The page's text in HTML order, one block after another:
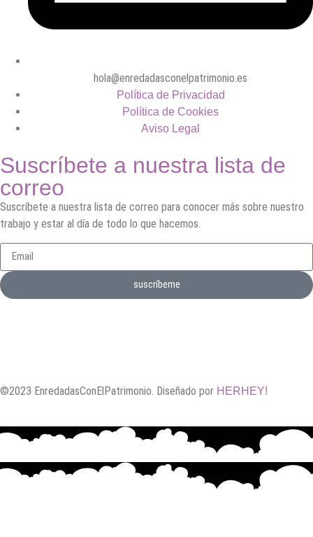
hola@enredadasconelpatrimonio.es
Política de Privacidad
Política de Cookies
Aviso Legal
Suscríbete a nuestra lista de
correo
Suscríbete a nuestra lista de correo para conocer más sobre nuestro
trabajo y estar al día de todo lo que hacemos.
suscríbeme
©2023 EnredadasConElPatrimonio. Diseñado por HERHEY!